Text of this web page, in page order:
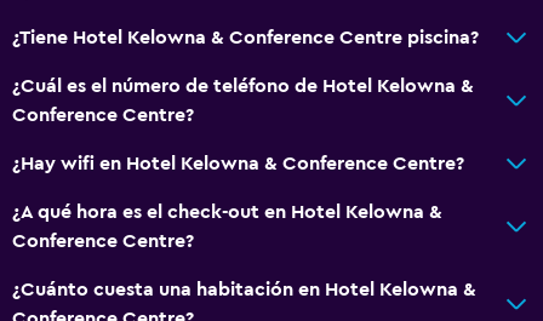
¿Tiene Hotel Kelowna & Conference Centre piscina?
¿Cuál es el número de teléfono de Hotel Kelowna &
Conference Centre?
¿Hay wifi en Hotel Kelowna & Conference Centre?
¿A qué hora es el check-out en Hotel Kelowna &
Conference Centre?
¿Cuánto cuesta una habitación en Hotel Kelowna &